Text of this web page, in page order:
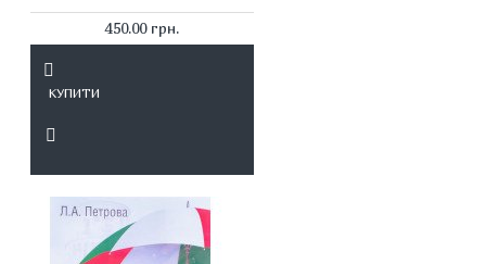
450.00 грн.
КУПИТИ